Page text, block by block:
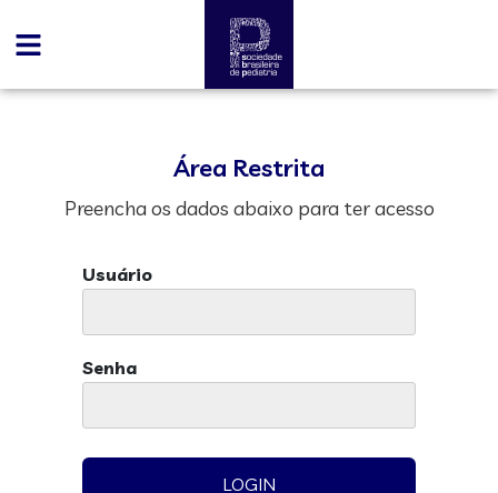
Área Restrita
Preencha os dados abaixo para ter acesso
Usuário
Senha